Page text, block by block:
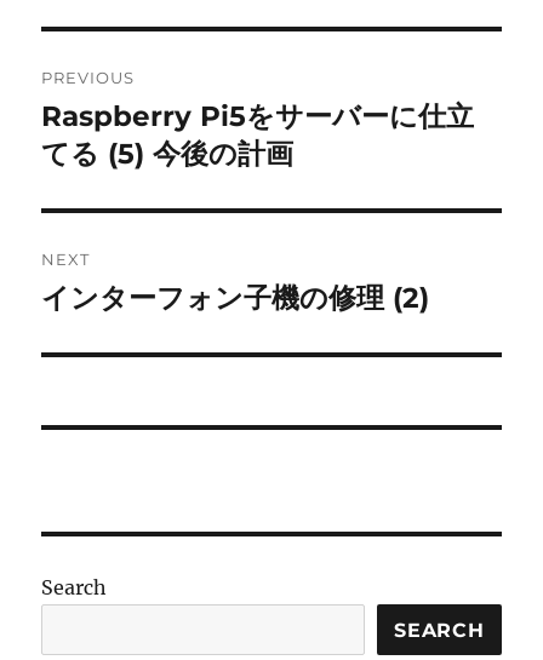
navigation
PREVIOUS
Previous
post:
Raspberry Pi5をサーバーに仕立
てる (5) 今後の計画
NEXT
Next
インターフォン子機の修理 (2)
Search
SEARCH